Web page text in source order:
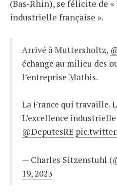
(Bas-Rhin), se félicite de «
industrielle française ».
Arrivé à Muttersholtz,
échange au milieu des
l’entreprise Mathis.
La France qui travaille.
L’excellence
@DeputesRE
— Charles Sitzenstuhl
19, 2023